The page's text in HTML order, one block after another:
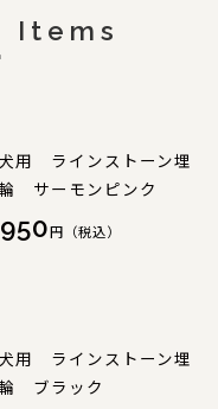
Items
用 ラインストーン埋
サーモンピンク
円（税込）
用 ラインストーン埋
ブラック